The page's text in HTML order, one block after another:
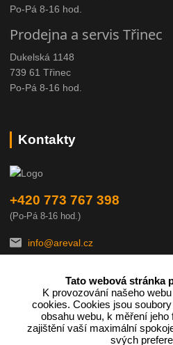
Po-Pá 8-16 hod.
Prodejna a servis Třinec
Dukelská 1148
739 61 Třinec
Po-Pá 8-16 hod.
Kontakty
+420 773 767 398
(Po-Pá 8-16 hod.)
info@areval.cz
Podle zákona o evidenci tržeb je
Tato webová stránka
K provozování našeho
cookies. Cookies jsou
obsahu webu, k měření jeho
zajištění vaší maximální
svých